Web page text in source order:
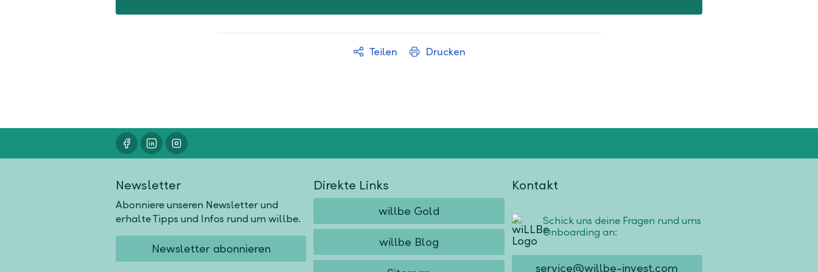
Teilen Drucken
Newsletter
Abonniere unseren Newsletter und
erhalte Tipps und Infos rund um willbe.
Newsletter abonnieren
Kontakt
Schick uns deine Fragen rund ums
Onboarding an:
service@willbe-invest.com
Direkte Links
willbe Gold
willbe Blog